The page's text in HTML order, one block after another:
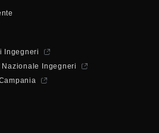
Ingegneri
Ingegneri